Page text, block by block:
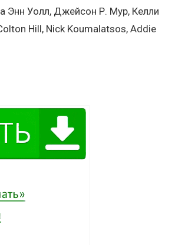
Энн Уолл, Джейсон Р. Мур, Келли
Hill, Nick Koumalatsos, Addie